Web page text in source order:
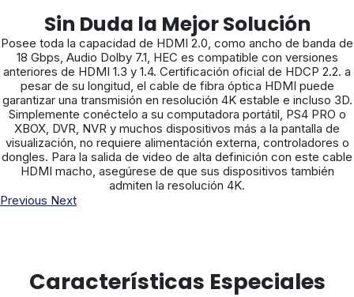
Sin Duda la Mejor Solución
Posee toda la capacidad de HDMI 2.0, como ancho de banda de
18 Gbps, Audio Dolby 7.1, HEC es compatible con versiones
anteriores de HDMI 1.3 y 1.4. Certificación oficial de HDCP 2.2. a
pesar de su longitud, el cable de fibra óptica HDMI puede
garantizar una transmisión en resolución 4K estable e incluso 3D.
Simplemente conéctelo a su computadora portátil, PS4 PRO o
XBOX, DVR, NVR y muchos dispositivos más a la pantalla de
visualización, no requiere alimentación externa, controladores o
dongles. Para la salida de video de alta definición con este cable
HDMI macho, asegúrese de que sus dispositivos también
admiten la resolución 4K.
Previous Next
Características Especiales